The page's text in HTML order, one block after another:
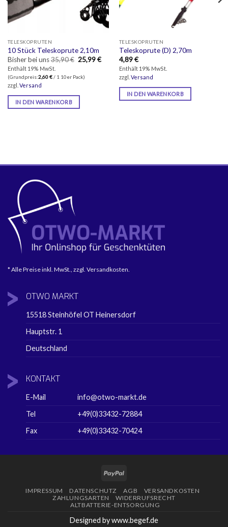
TELESKOPRUTEN
10 Stück Teleskoprute 2,10m
Bisher bei uns 35,90€ Ursprünglicher
Preis
35,90 €
25,99€Aktueller
25,99 €.
Enthält 19% MwSt.
(Grundpreis:2,60€/ 1 10er Pack)
zzgl. Versand
IN DEN WARENKORB
TELESKOPRUTEN
Teleskoprute (D) 2,70m
4,89€
Enthält 19% MwSt.
zzgl. Versand
IN DEN WARENKORB
* Alle Preise inkl. MwSt., zzgl. Versandkosten.
OTWO MARKT
15518 Steinhöfel OT Heinersdorf
Hauptstr. 1
Deutschland
KONTAKT
E-Mail
info@otwo-markt.de
Tel
+49(0)33432-72884
Fax
+49(0)33432-70424
PayPal
IMPRESSUM DATENSCHUTZ AGB
VERSANDKOSTEN
ZAHLUNGSARTEN
WIDERRUFSRECHT
ALTBATTERIE-ENTSORGUNG
Designed by www.begef.de